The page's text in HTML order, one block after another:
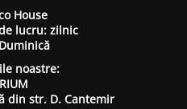
House
lucru: zilnic
noastre:
str. D. Cantemir